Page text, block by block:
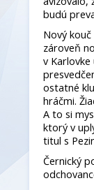
budú
Nový
zároveň
v
ostatné
hráčmi.
A to si
ktorý v
titul s
Černický